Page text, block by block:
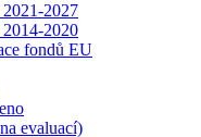
2027
2020
fondů EU
evaluací)